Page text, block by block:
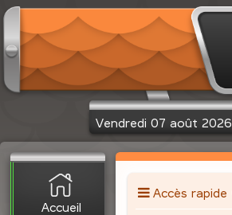
Vendredi 07 août 2026
Accueil
Accès rapide